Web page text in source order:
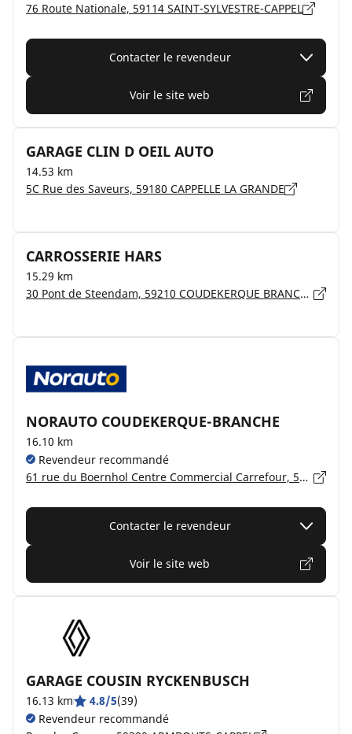
76 Route Nationale, 59114 SAINT-SYLVESTRE-CAPPEL
Contacter le revendeur
Voir le site web
GARAGE CLIN D OEIL AUTO
14.53 km
5C Rue des Saveurs, 59180 CAPPELLE LA GRANDE
CARROSSERIE HARS
15.29 km
30 Pont de Steendam, 59210 COUDEKERQUE BRANCHE
NORAUTO COUDEKERQUE-BRANCHE
16.10 km
Revendeur recommandé
61 rue du Boernhol Centre Commercial Carrefour, 59210 COUDEKERQUE-BRANCHE
Contacter le revendeur
Voir le site web
GARAGE COUSIN RYCKENBUSCH
16.13 km 4.8/5(39)
Revendeur recommandé